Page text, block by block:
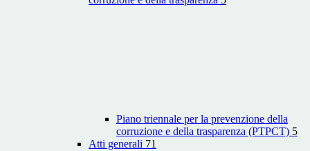
Piano triennale per la prevenzione della
corruzione e della trasparenza (PTPCT) 5
Atti generali 71